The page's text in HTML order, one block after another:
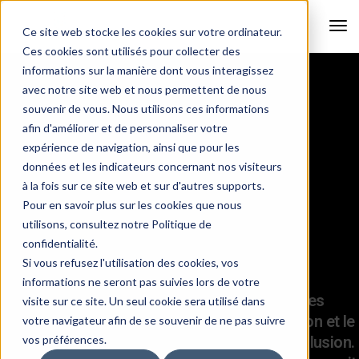
Ce site web stocke les cookies sur votre ordinateur.
Ces cookies sont utilisés pour collecter des
informations sur la manière dont vous interagissez
avec notre site web et nous permettent de nous
souvenir de vous. Nous utilisons ces informations
afin d'améliorer et de personnaliser votre
expérience de navigation, ainsi que pour les
données et les indicateurs concernant nos visiteurs
à la fois sur ce site web et sur d'autres supports.
Pour en savoir plus sur les cookies que nous
utilisons, consultez notre Politique de
confidentialité.
Si vous refusez l'utilisation des cookies, vos
informations ne seront pas suivies lors de votre
visite sur ce site. Un seul cookie sera utilisé dans
votre navigateur afin de se souvenir de ne pas suivre
vos préférences.
Pour une société plus
inclusive
Depuis 2010, Diversidées accompagne les
employeurs privés et publics dans la définition et le
déploiement de leur politique handicap et inclusion.